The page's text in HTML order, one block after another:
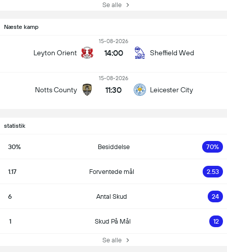
Se alle
Næste kamp
Leyton Orient
15-08-2026
14:00 Sheffield Wed
Notts County
15-08-2026
11:30 Leicester City
statistik
30% Besiddelse 70%
1.17 Forventede mål 2.53
6 Antal Skud 24
1 Skud På Mål 12
Se alle